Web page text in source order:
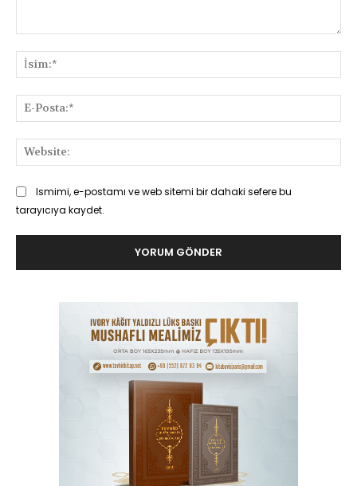
Ismimi, e-postamı ve web sitemi bir dahaki sefere bu
tarayıcıya kaydet.